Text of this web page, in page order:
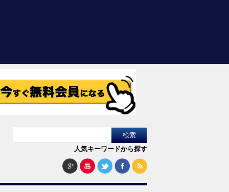
人気キーワードから探す